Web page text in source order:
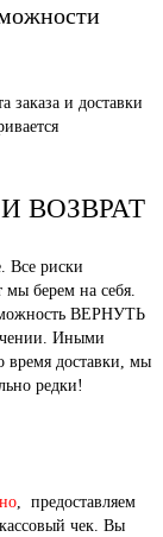
заказа и доставки
ВОЗВРАТ
Все риски
мы берем на себя.
ВЕРНУТЬ
Иными
время доставки, мы
редки!
, предоставляем
чек. Вы